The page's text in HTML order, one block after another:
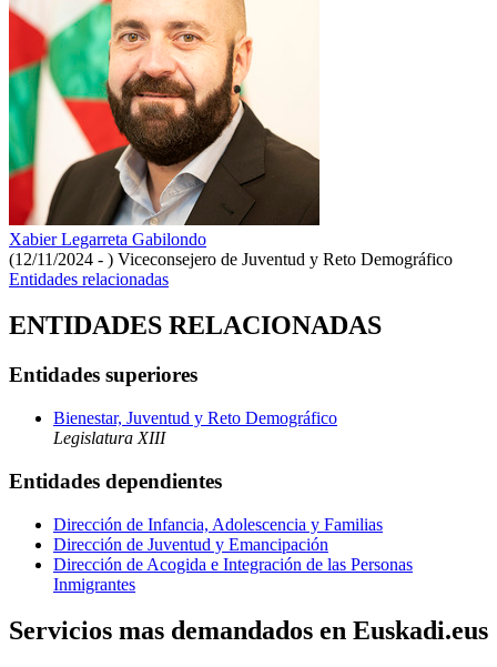
Xabier Legarreta Gabilondo
(12/11/2024 - ) Viceconsejero de Juventud y Reto Demográfico
Entidades relacionadas
ENTIDADES RELACIONADAS
Entidades superiores
Bienestar, Juventud y Reto Demográfico
Legislatura XIII
Entidades dependientes
Dirección de Infancia, Adolescencia y Familias
Dirección de Juventud y Emancipación
Dirección de Acogida e Integración de las Personas
Inmigrantes
Servicios mas demandados en Euskadi.eus